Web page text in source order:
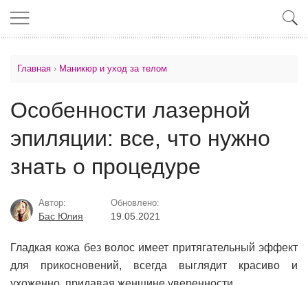
Главная › Маникюр и уход за телом
Особенности лазерной
эпиляции: все, что нужно
знать о процедуре
Автор:
Бас Юлия
Обновлено:
19.05.2021
Гладкая кожа без волос имеет притягательный эффект
для прикосновений, всегда выглядит красиво и